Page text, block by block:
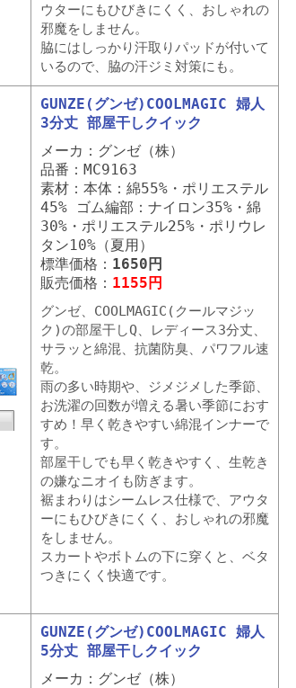
ウターにもひびきにくく、おしゃれの
邪魔をしません。
脇にはしっかり汗取りパッドが付いて
いるので、脇の汗ジミ対策にも。
GUNZE(グンゼ)COOLMAGIC 婦人
3分丈 部屋干しクイック
メーカ：グンゼ（株）
品番：MC9163
素材：本体：綿55%・ポリエステル
45% ゴム編部：ナイロン35%・綿
30%・ポリエステル25%・ポリウレ
タン10%（夏用）
標準価格： 1650円
販売価格： 1155円
グンゼ、COOLMAGIC(クールマジッ
ク)の部屋干しQ、レディース3分丈、
サラッと綿混、抗菌防臭、パワフル速
乾。
雨の多い時期や、ジメジメした季節、
お洗濯の回数が増える暑い季節におす
すめ！早く乾きやすい綿混インナーで
す。
部屋干しでも早く乾きやすく、生乾き
の嫌なニオイも防ぎます。
裾まわりはシームレス仕様で、アウタ
ーにもひびきにくく、おしゃれの邪魔
をしません。
スカートやボトムの下に穿くと、ベタ
つきにくく快適です。
GUNZE(グンゼ)COOLMAGIC 婦人
5分丈 部屋干しクイック
メーカ：グンゼ（株）